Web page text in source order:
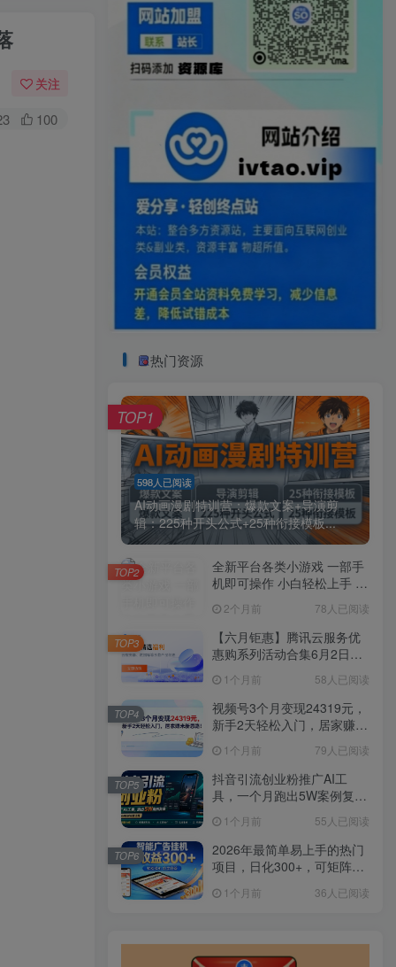
关注
100
热门资源
598人已阅读
AI动画漫剧特训营：爆款文案+导演剪
辑：225种开头公式+25种衔接模板...
TOP1
全新平台各类小游戏 一部手
机即可操作 小白轻松上手 长
2个月前 78人已阅读
TOP2
【六月钜惠】腾讯云服务优
惠购系列活动合集6月2日更
1个月前 58人已阅读
TOP3
视频号3个月变现24319元，
新手2天轻松入门，居家赚米
1个月前 79人已阅读
TOP4
抖音引流创业粉推广AI工
具，一个月跑出5W案例复
1个月前 55人已阅读
TOP5
2026年最简单易上手的热门
项目，日化300+，可矩阵操
1个月前 36人已阅读
TOP6